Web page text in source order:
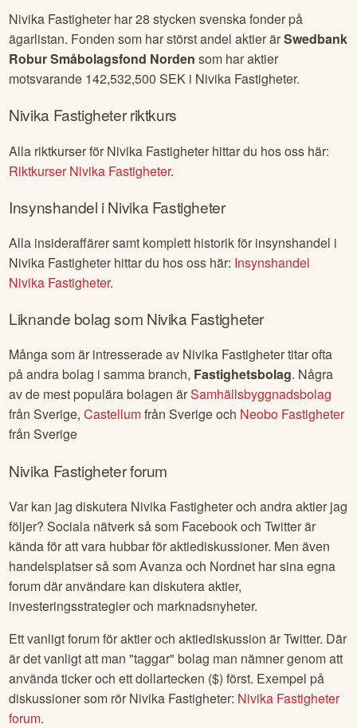
Nivika Fastigheter har28 stycken svenska fonder på
ägarlistan. Fonden som har störst andel aktier ärSwedbank
Robur Småbolagsfond Norden som har aktier
motsvarande 142,532,500 SEK i Nivika Fastigheter.
Nivika Fastigheterriktkurs
Alla riktkurser för Nivika Fastigheter hittar du hos oss här:
RiktkurserNivika Fastigheter.
Insynshandel iNivika Fastigheter
Alla insideraffärer samt komplett historik för insynshandel i
Nivika Fastigheter hittar du hos oss här: Insynshandel
Nivika Fastigheter.
Liknande bolag som Nivika Fastigheter
Många som är intresserade av Nivika Fastighetertitar ofta
på andra bolag i samma branch, Fastighetsbolag. Några
av de mest populära bolagen ärSamhällsbyggnadsbolag
frånSverige,CastellumfrånSverigeoch Neobo Fastigheter
frånSverige
Nivika Fastigheterforum
Var kan jag diskutera Nivika Fastigheteroch andra aktier jag
följer? Sociala nätverk så som Facebook och Twitter är
kända för att vara hubbar för aktiediskussioner. Men även
handelsplatser så som Avanza och Nordnet har sina egna
forum där användare kan diskutera aktier,
investeringsstrategier och marknadsnyheter.
Ett vanligt forum för aktier och aktiediskussion är Twitter. Där
är det vanligt att man "taggar" bolag man nämner genom att
använda ticker och ett dollartecken ($) först. Exempel på
diskussioner som rör Nivika Fastigheter: Nivika Fastigheter
forum.